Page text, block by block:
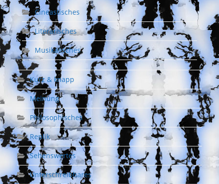
Cineastisches
Literarisches
Musikalisches
Kurz & knapp
Meinung
Philosophisches
Replik
Sehenswertes
Unterschreibbares